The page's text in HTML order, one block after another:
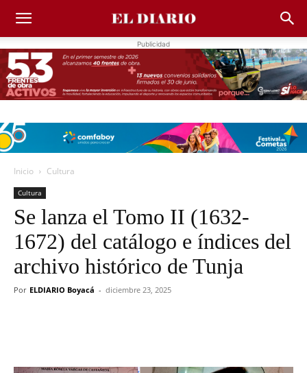
Publicidad
Inicio Cultura
Cultura
Se lanza el Tomo II (1632-
1672) del catálogo e índices del
archivo histórico de Tunja
Por ELDIARIO Boyacá - diciembre 23, 2025